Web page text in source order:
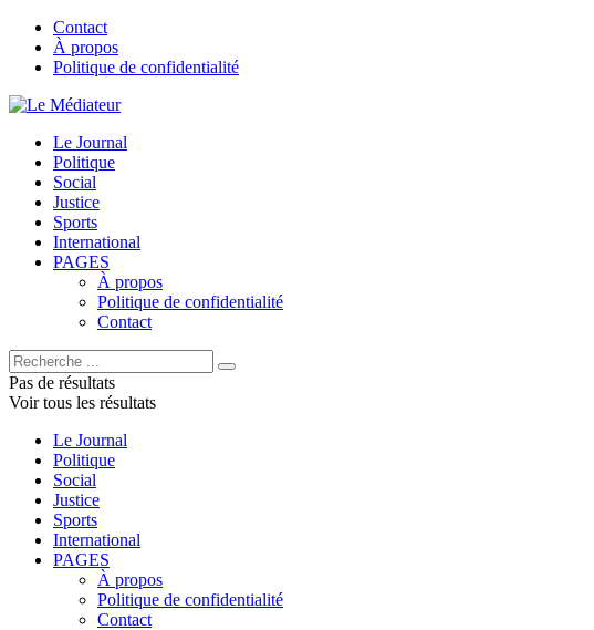
Contact
À propos
Politique de confidentialité
Le Journal
Politique
Social
Justice
Sports
International
PAGES
À propos
Politique de confidentialité
Contact
Pas de résultats
Voir tous les résultats
Le Journal
Politique
Social
Justice
Sports
International
PAGES
À propos
Politique de confidentialité
Contact